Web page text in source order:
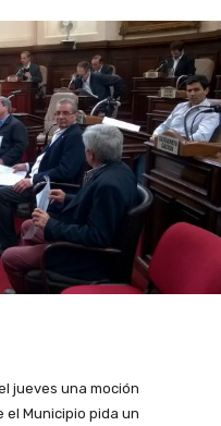
jueves una moción
el Municipio pida un